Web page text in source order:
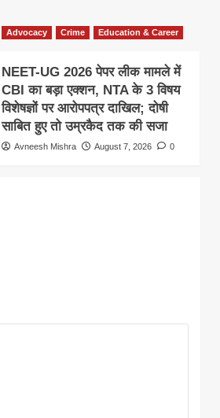
Advocacy Crime Education & Career
NEET-UG 2026 पेपर लीक मामले में
CBI का बड़ा एक्शन, NTA के 3 विषय
विशेषज्ञों पर आरोपपत्र दाखिल; दोषी
साबित हुए तो उम्रकैद तक की सजा
Avneesh Mishra August 7, 2026 0